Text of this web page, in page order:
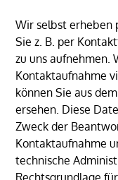
Wir selbst erheben
Sie z. B. per
zu uns aufnehmen.
Kontaktaufnahme
können Sie aus
ersehen. Diese
Zweck der
Kontaktaufnahme
technische
Rechtsgrundlage